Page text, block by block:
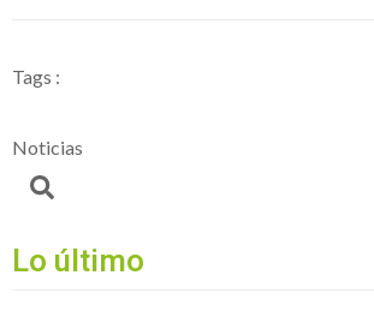
Tags :
Noticias
Lo último